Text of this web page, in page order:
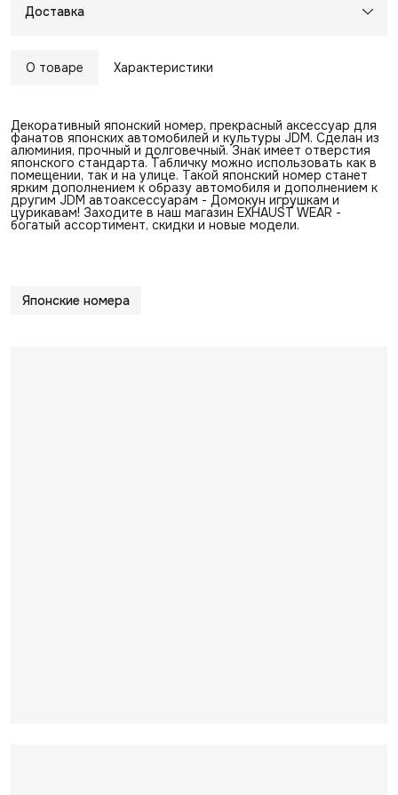
Доставка
О товаре Характеристики
Декоративный японский номер, прекрасный аксессуар для
фанатов японских автомобилей и культуры JDM. Сделан из
алюминия, прочный и долговечный. Знак имеет отверстия
японского стандарта. Табличку можно использовать как в
помещении, так и на улице. Такой японский номер станет
ярким дополнением к образу автомобиля и дополнением к
другим JDM автоаксессуарам - Домокун игрушкам и
цурикавам! Заходите в наш магазин EXHAUST WEAR -
богатый ассортимент, скидки и новые модели.
Японские номера